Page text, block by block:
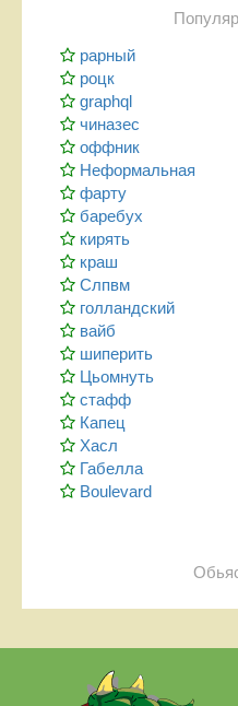
рарный
роцк
graphql
чиназес
оффник
Неформальная
фарту
баребух
кирять
краш
Слпвм
голландский
вайб
шиперить
Цьомнуть
стафф
Капец
Хасл
Габелла
Boulevard